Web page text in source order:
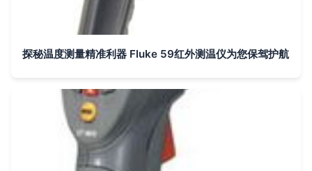
探秘温度测量精准利器 Fluke 59红外测温仪为您保驾护航